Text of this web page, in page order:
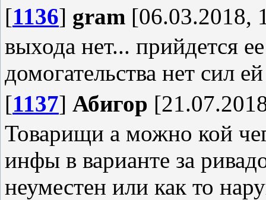
[1136] gram [06.03.2018,
выхода нет... прийдется
домогательства нет сил
[1137] Абигор
Товарищи а можно кой
инфы в варианте за
неуместен или как то